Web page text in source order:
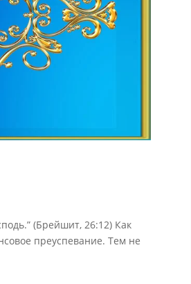
(Брейшит, 26:12) Как
преуспевание. Тем не